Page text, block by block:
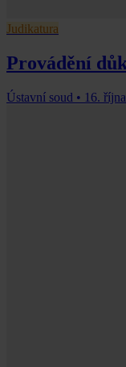
Judikatura
Provádění
Ústavní soud • 16.